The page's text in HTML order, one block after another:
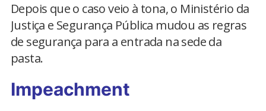
Depois que o caso veio à tona, o Ministério da
Justiça e Segurança Pública mudou as regras
de segurança para a entrada na sede da
pasta.
Impeachment